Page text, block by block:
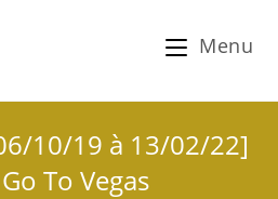
Menu
10/19 à 13/02/22]
To Vegas